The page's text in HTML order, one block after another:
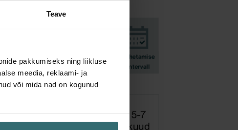
Teave
pakkumiseks ning liikluse
meedia, reklaami- ja
või mida nad on kogunud